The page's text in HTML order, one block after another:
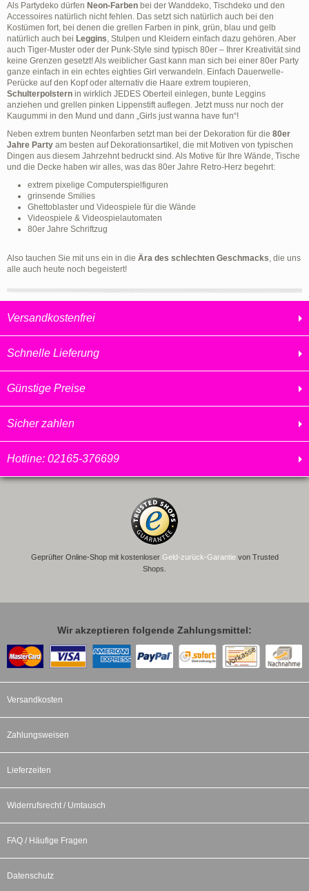
Versandkostenfrei
Schnelle Lieferung
Günstige Preise
Sicher zahlen
Hotline: 02165-376699
Als Partydeko dürfen Neon-Farben bei der Wanddeko, Tischdeko und den
Accessoires natürlich nicht fehlen. Das setzt sich natürlich auch bei den
Kostümen fort, bei denen die grellen Farben in pink, grün, blau und gelb
natürlich auch bei Leggins, Stulpen und Kleidern einfach dazu gehören. Aber
auch Tiger-Muster oder der Punk-Style sind typisch 80er – Ihrer Kreativität sind
keine Grenzen gesetzt! Als weiblicher Gast kann man sich bei einer 80er Party
ganze einfach in ein echtes eighties Girl verwandeln. Einfach Dauerwelle-
Perücke auf den Kopf oder alternativ die Haare extrem toupieren,
Schulterpolstern in wirklich JEDES Oberteil einlegen, bunte Leggins
anziehen und grellen pinken Lippenstift auflegen. Jetzt muss nur noch der
Kaugummi in den Mund und dann „Girls just wanna have fun“!
Neben extrem bunten Neonfarben setzt man bei der Dekoration für die 80er
Jahre Party am besten auf Dekorationsartikel, die mit Motiven von typischen
Dingen aus diesem Jahrzehnt bedruckt sind. Als Motive für Ihre Wände, Tische
und die Decke haben wir alles, was das 80er Jahre Retro-Herz begehrt:
extrem pixelige Computerspielfiguren
grinsende Smilies
Ghettoblaster und Videospiele für die Wände
Videospiele & Videospielautomaten
80er Jahre Schriftzug
Also tauchen Sie mit uns ein in die Ära des schlechten Geschmacks, die uns
alle auch heute noch begeistert!
Geprüfter Online-Shop mit kostenloser Geld-zurück-Garantievon Trusted
Shops.
Wir akzeptieren folgende Zahlungsmittel:
Versandkosten
Zahlungsweisen
Lieferzeiten
Widerrufsrecht / Umtausch
FAQ / Häufige Fragen
Datenschutz